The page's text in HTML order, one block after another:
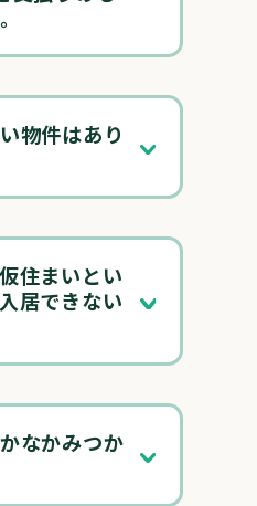
物件はあり
住まいとい
居できない
なかみつか